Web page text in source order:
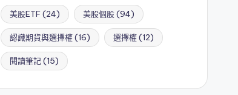
美股ETF(24) 美股個股(94)
認識期貨與選擇權(16) 選擇權(12)
閱讀筆記(15)